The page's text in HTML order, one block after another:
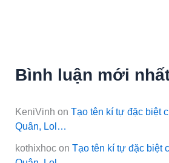
Bình luận mới
KeniVinh onTạo tên kí tự đặc biệt
Quân, Lol…
kothixhoc onTạo tên kí tự đặc biệt